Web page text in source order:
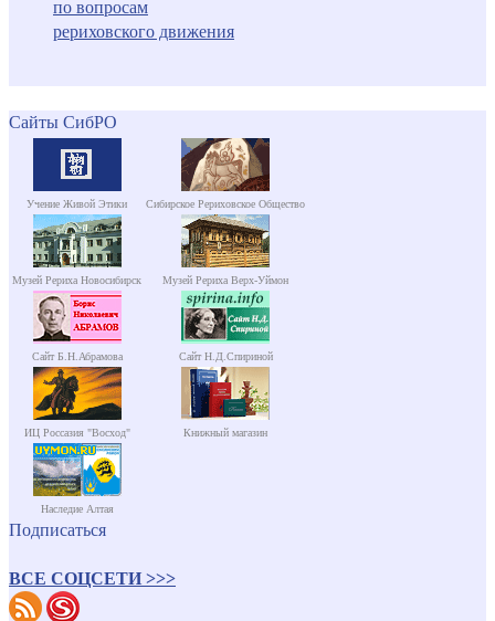
по вопросам
рериховского движения
Сайты СибРО
Учение Живой Этики Сибирское Рериховское Общество
Музей Рериха Новосибирск Музей Рериха Верх-Уймон
Сайт Б.Н.Абрамова Сайт Н.Д.Спириной
ИЦ Россазия "Восход" Книжный магазин
Наследие Алтая
Подписаться
ВСЕ СОЦСЕТИ >>>